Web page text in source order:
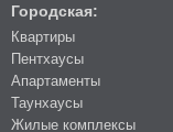
Городская:
Квартиры
Пентхаусы
Апартаменты
Таунхаусы
Жилые комплексы